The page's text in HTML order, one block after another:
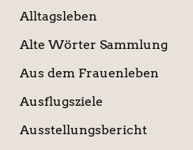
Alltagsleben
Alte Wörter Sammlung
Aus dem Frauenleben
Ausflugsziele
Ausstellungsbericht